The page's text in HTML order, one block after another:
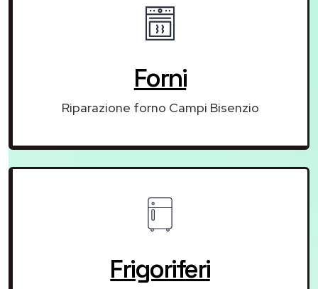
Forni
Riparazione forno Campi Bisenzio
Frigoriferi